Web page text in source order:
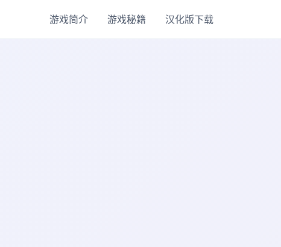
游戏简介 游戏秘籍 汉化版下载